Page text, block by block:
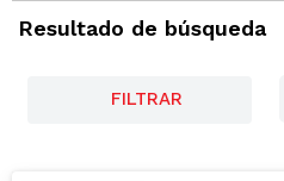
Resultado de búsqueda
FILTRAR